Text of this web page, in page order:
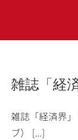
雑誌「経
雑誌「経済界
ブ） [...]